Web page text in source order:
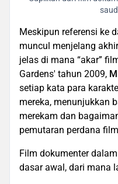
Meskipun referensi ke
muncul menjelang
jelas di mana “akar”
Gardens' tahun 2009,
setiap kata para
mereka, menunjukkan
merekam dan
pemutaran perdana
Film dokumenter
dasar awal, dari mana